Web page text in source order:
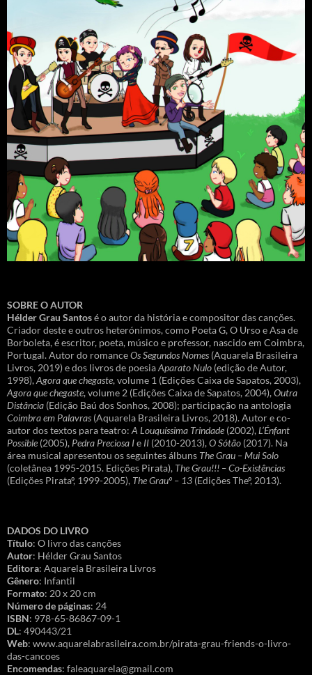
SOBRE O AUTOR
Hélder Grau Santosé o autor da história e compositor das canções.
Criador deste e outros heterónimos, como Poeta G, O Urso e Asa de
Borboleta, é escritor, poeta, músico e professor, nascido em Coimbra,
Portugal. Autor do romanceOs Segundos Nomes (Aquarela Brasileira
Livros, 2019) e dos livros de poesiaAparato Nulo (edição de Autor,
1998),Agora que chegaste, volume 1 (Edições Caixa de Sapatos, 2003),
Agora que chegaste, volume 2 (Edições Caixa de Sapatos, 2004),Outra
Distância (Edição Baú dos Sonhos, 2008); participação na antologia
Coimbra em Palavras (Aquarela Brasileira Livros, 2018). Autor e co-
autor dos textos para teatro: A Louquíssima Trindade (2002),L’Énfant
Possible (2005), Pedra Preciosa Ie II (2010-2013),O Sótão (2017). Na
área musical apresentou os seguintes álbuns The Grau – Mui Solo
(coletânea 1995-2015. Edições Pirata), The Grau!!! – Co-Existências
(Edições Pirataº, 1999-2005), The Grauº – 13 (Edições Theº, 2013).
DADOS DO LIVRO
Título: O livro das canções
Autor: Hélder Grau Santos
Editora: Aquarela Brasileira Livros
Gênero: Infantil
Formato: 20 x 20 cm
Número de páginas: 24
ISBN: 978-65-86867-09-1
DL: 490443/21
Web: www.aquarelabrasileira.com.br/pirata-grau-friends-o-livro-
das-cancoes
Encomendas: faleaquarela@gmail.com